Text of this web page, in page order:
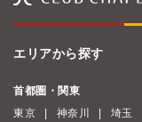
エリアから探す
首都圏・関東
東京
神奈川 埼玉